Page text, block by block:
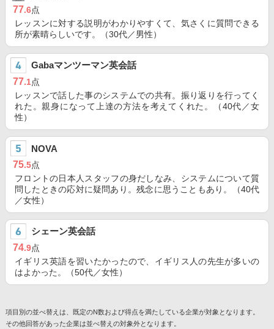
77.6点
レッスンに対する説明がわかりやすくて、気さくに質問できる
所が素晴らしいです。（30代／男性）
Gabaマンツーマン英会話
77.1点
レッスンで話した事のシステムでの共有。振り返りを行ってく
れた。親身になって上達の方法を考えてくれた。（40代／女
性）
NOVA
75.5点
フロントの日本人スタッフの身だしなみ、システムについて質
問したときの応対に疑問あり。残念に思うこともあり。（40代
／女性）
シェーン英会話
74.9点
イギリス英語を習いたかったので、イギリス人の先生が多いの
はよかった。（50代／女性）
項目別の並べ替えは、既定のN数および得点を満たしている企業が対象となります。
その他回答があった企業は並べ替えの対象外となります。